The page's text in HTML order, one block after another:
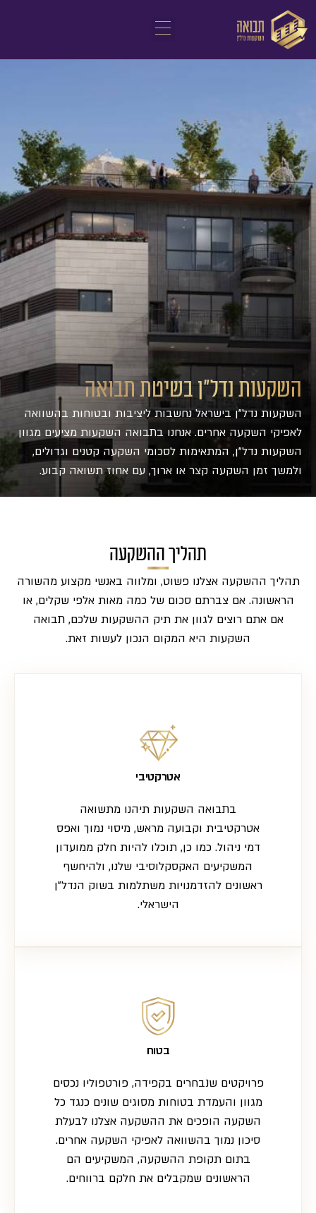
השקעות נדל"ן בשיטת תבואה
השקעות נדל"ן בישראל נחשבות ליציבות ובטוחות בהשוואה
לאפיקי השקעה אחרים. אנחנו בתבואה השקעות מציעים מגוון
השקעות נדל"ן, המתאימות לסכומי השקעה קטנים וגדולים,
ולמשך זמן השקעה קצר או ארוך, עם אחוז תשואה קבוע.
תהליך ההשקעה
תהליך ההשקעה אצלנו פשוט, ומלווה באנשי מקצוע מהשורה
הראשונה. אם צברתם סכום של כמה מאות אלפי שקלים, או
אם אתם רוצים לגוון את תיק ההשקעות שלכם, תבואה
השקעות היא המקום הנכון לעשות זאת.
אטרקטיבי
בתבואה השקעות תיהנו מתשואה
אטרקטיבית וקבועה מראש, מיסוי נמוך ואפס
דמי ניהול. כמו כן, תוכלו להיות חלק ממועדון
המשקיעים האקסקלוסיבי שלנו, ולהיחשף
ראשונים להזדמנויות משתלמות בשוק הנדל"ן
הישראלי.
בטוח
פרויקטים שנבחרים בקפידה, פורטפוליו נכסים
מגוון והעמדת בטוחות מסוגים שונים כנגד כל
השקעה הופכים את ההשקעה אצלנו לבעלת
סיכון נמוך בהשוואה לאפיקי השקעה אחרים.
בתום תקופת ההשקעה, המשקיעים הם
הראשונים שמקבלים את חלקם ברווחים.